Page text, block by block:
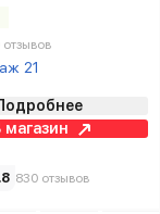
21
магазин
830 отзывов